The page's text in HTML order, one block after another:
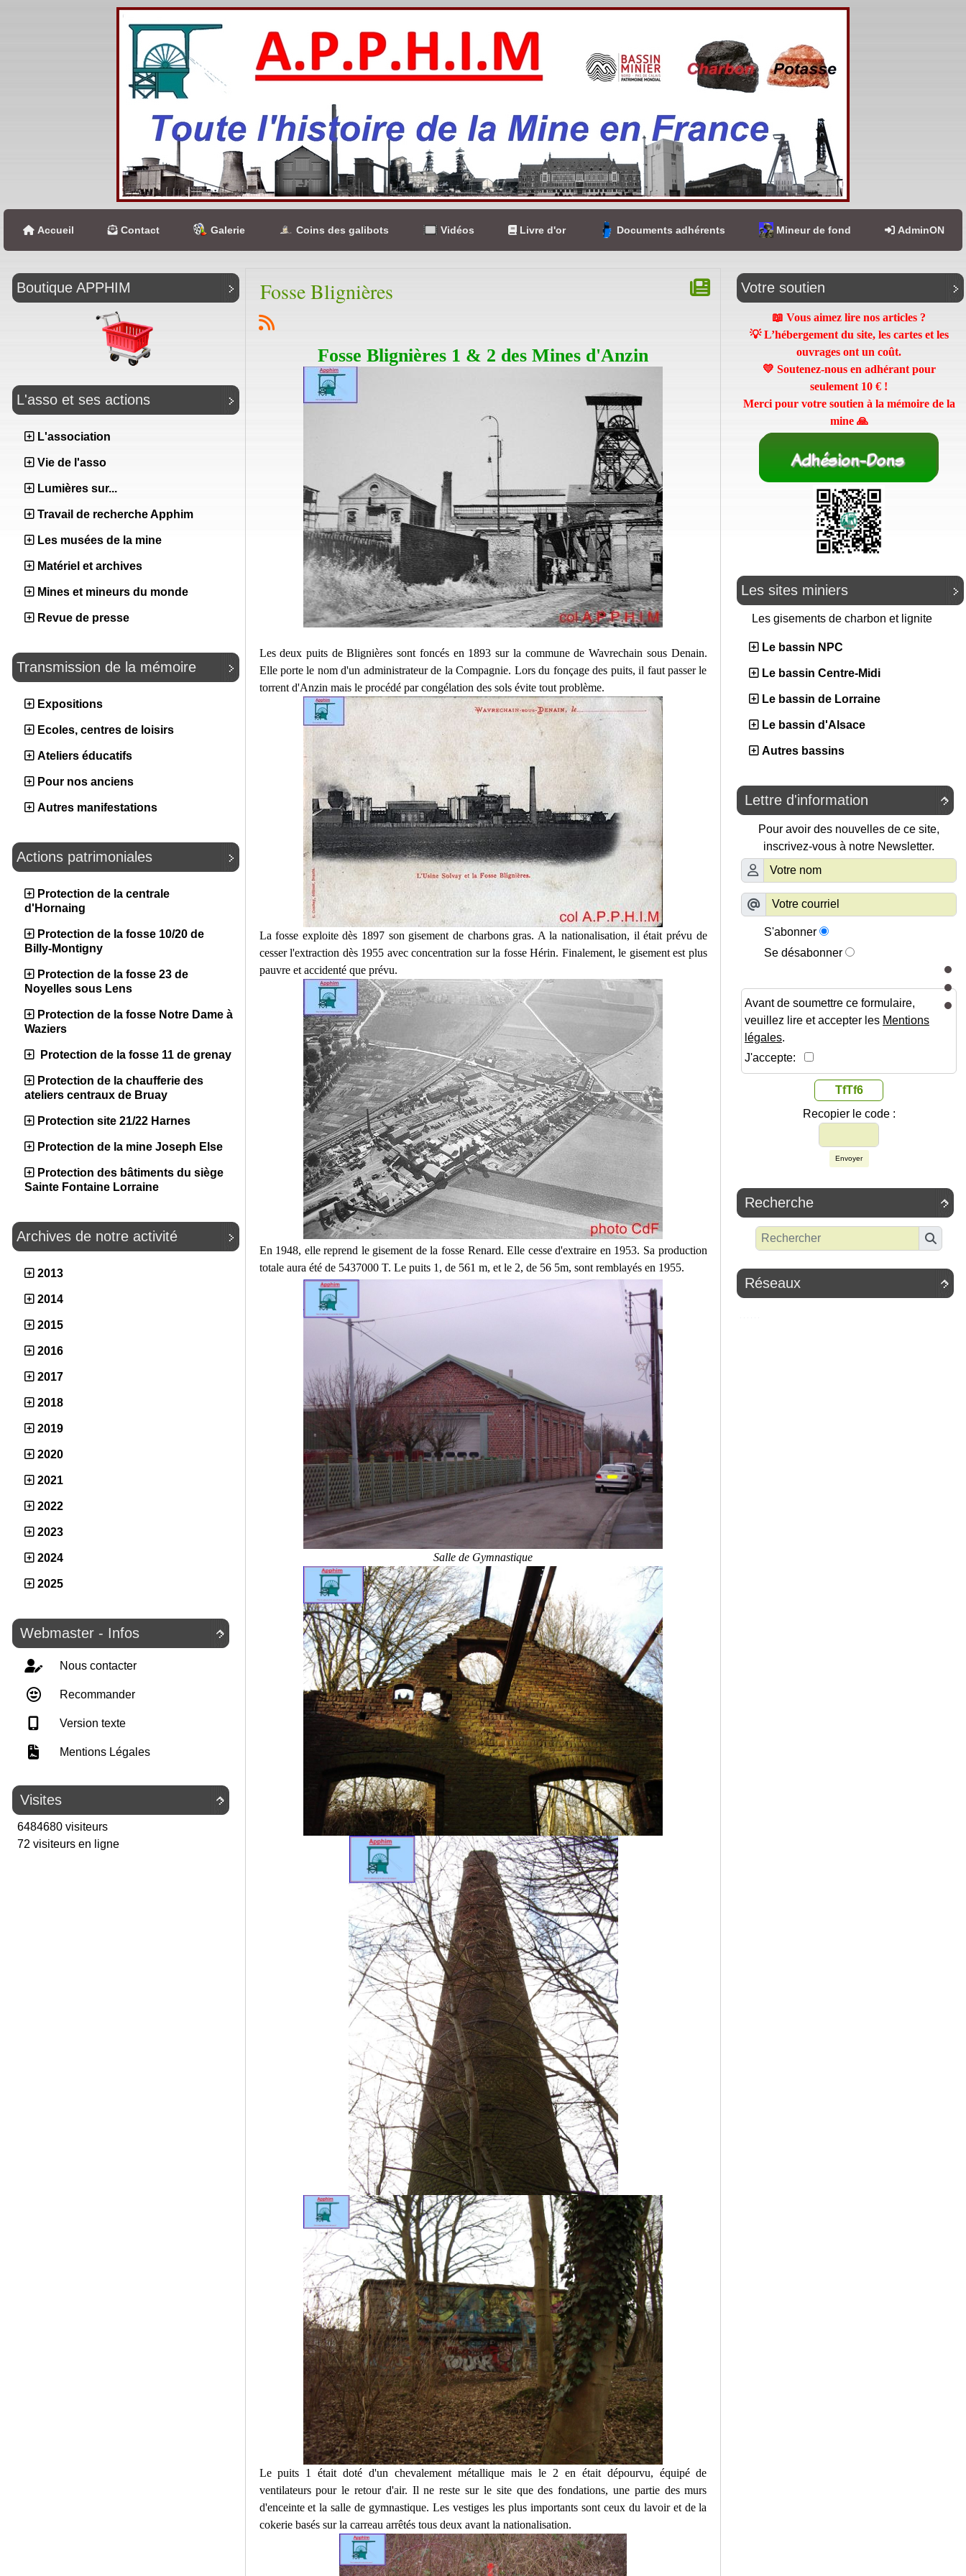
Accueil Contact Galerie Coins des galibots Vidéos Livre d'or Documents adhérents Mineur de fond AdminON
Boutique APPHIM
L'asso et ses actions
L'association
Vie de l'asso
Lumières sur...
Travail de recherche Apphim
Les musées de la mine
Matériel et archives
Mines et mineurs du monde
Revue de presse
Transmission de la mémoire
Expositions
Ecoles, centres de loisirs
Ateliers éducatifs
Pour nos anciens
Autres manifestations
Actions patrimoniales
Protection de la centrale
d'Hornaing
Protection de la fosse 10/20 de
Billy-Montigny
Protection de la fosse 23 de
Noyelles sous Lens
Protection de la fosse Notre Dame à
Waziers
Protection de la fosse 11 de grenay
Protection de la chaufferie des
ateliers centraux de Bruay
Protection site 21/22 Harnes
Protection de la mine Joseph Else
Protection des bâtiments du siège
Sainte Fontaine Lorraine
Archives de notre activité
2013
2014
2015
2016
2017
2018
2019
2020
2021
2022
2023
2024
2025

Webmaster - Infos
Nous contacter
Recommander
Version texte
Mentions Légales

Visites
6484680 visiteurs
72 visiteurs en ligne
Fosse Blignières
Fosse Blignières 1 & 2 des Mines d'Anzin
Les deux puits de Blignières sont foncés en 1893 sur la commune de Wavrechain sous Denain.
Elle porte le nom d'un administrateur de la Compagnie. Lors du fonçage des puits, il faut passer le
torrent d'Anzin mais le procédé par congélation des sols évite tout problème.
La fosse exploite dès 1897 son gisement de charbons gras. A la nationalisation, il était prévu de
cesser l'extraction dès 1955 avec concentration sur la fosse Hérin. Finalement, le gisement est plus
pauvre et accidenté que prévu.
En 1948, elle reprend le gisement de la fosse Renard. Elle cesse d'extraire en 1953. Sa production
totale aura été de 5437000 T. Le puits 1, de 561 m, et le 2, de 56 5m, sont remblayés en 1955.
Salle de Gymnastique
Le puits 1 était doté d'un chevalement métallique mais le 2 en était dépourvu, équipé de
ventilateurs pour le retour d'air. Il ne reste sur le site que des fondations, une partie des murs
d'enceinte et la salle de gymnastique. Les vestiges les plus importants sont ceux du lavoir et de la
cokerie basés sur la carreau arrêtés tous deux avant la nationalisation.
Votre soutien
📖 Vous aimez lire nos articles ?
💡 L’hébergement du site, les cartes et les
ouvrages ont un coût.
💛 Soutenez-nous en adhérant pour
seulement 10 € !
Merci pour votre soutien à la mémoire de la
mine 🙏
Les sites miniers
Les gisements de charbon et lignite
Le bassin NPC
Le bassin Centre-Midi
Le bassin de Lorraine
Le bassin d'Alsace
Autres bassins

Lettre d'information
Pour avoir des nouvelles de ce site,
inscrivez-vous à notre Newsletter.
S'abonner
Se désabonner
Avant de soumettre ce formulaire,
veuillez lire et accepter les Mentions
légales.
J'accepte:
TfTf6
Recopier le code :
Envoyer

Recherche

Réseaux